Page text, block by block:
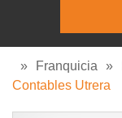
» Franquicia »
Contables Utrera